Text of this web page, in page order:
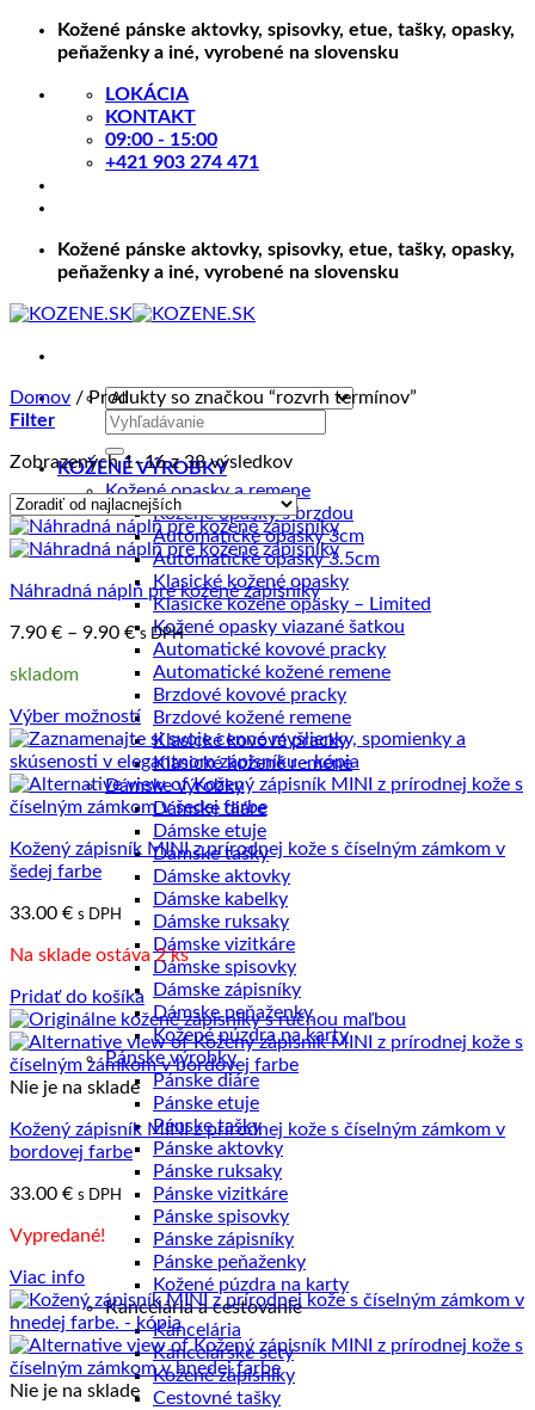
Skip
Kožené pánske aktovky, spisovky, etue, tašky, opasky,
peňaženky a iné, vyrobené na slovensku
LOKÁCIA
KONTAKT
09:00 - 15:00
+421 903 274 471
Kožené pánske aktovky, spisovky, etue, tašky, opasky,
peňaženky a iné, vyrobené na slovensku
Hľadať:
KOŽENÉ VÝROBKY
Kožené opasky a remene
Kožené opasky s brzdou
Automatické opasky 3cm
Automatické opasky 3.5cm
Klasické kožené opasky
Klasické kožené opasky – Limited
Kožené opasky viazané šatkou
Automatické kovové pracky
Automatické kožené remene
Brzdové kovové pracky
Brzdové kožené remene
Klasické kovové pracky
Klasické kožené remene
Dámske výrobky
Dámske diáre
Dámske etuje
Dámske tašky
Dámske aktovky
Dámske kabelky
Dámske ruksaky
Dámske vizitkáre
Dámske spisovky
Dámske zápisníky
Dámske peňaženky
Kožené púzdra na karty
Pánske výrobky
Pánske diáre
Pánske etuje
Pánske tašky
Pánske aktovky
Pánske ruksaky
Pánske vizitkáre
Pánske spisovky
Pánske zápisníky
Pánske peňaženky
Kožené púzdra na karty
Kancelária a cestovanie
Kancelária
Kancelárske sety
Kožené zápisníky
Cestovné tašky
Domov /Produkty so značkou “rozvrh termínov”
Filter
Zobrazených 1–16 z 38 výsledkovZoradené
podľa
ceny:
od
najnižšej
po
najvyššiu
Náhradná náplň pre kožené zápisníky
7.90 € – 9.90 €Price
range:
7.90 €
through
9.90 €
s DPH
skladom
Výber možností
Tento
produkt
má
viacero
Možnosti
si
vybrať
stránke
produktu.
Kožený zápisník MINI z prírodnej kože s číselným zámkom v
šedej farbe
33.00 € s DPH
Na sklade ostáva 2 ks
Pridať do košíka
Nie je na sklade
Kožený zápisník MINI z prírodnej kože s číselným zámkom v
bordovej farbe
33.00 € s DPH
Vypredané!
Viac info
Nie je na sklade